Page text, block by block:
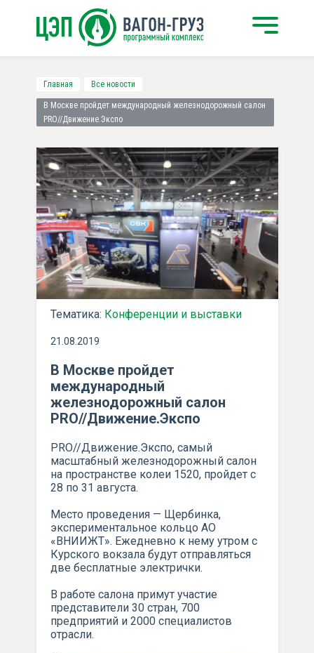
Главная Все новости
В Москве пройдет международный железнодорожный салон
PRO//Движение.Экспо
Тематика: Конференции и выставки
21.08.2019
В Москве пройдет
международный
железнодорожный салон
PRO//Движение.Экспо
PRO//Движение.Экспо, самый
масштабный железнодорожный салон
на пространстве колеи 1520, пройдет с
28 по 31 августа.
Место проведения — Щербинка,
экспериментальное кольцо АО
«ВНИИЖТ». Ежедневно к нему утром с
Курского вокзала будут отправляться
две бесплатные электрички.
В работе салона примут участие
представители 30 стран, 700
предприятий и 2000 специалистов
отрасли.